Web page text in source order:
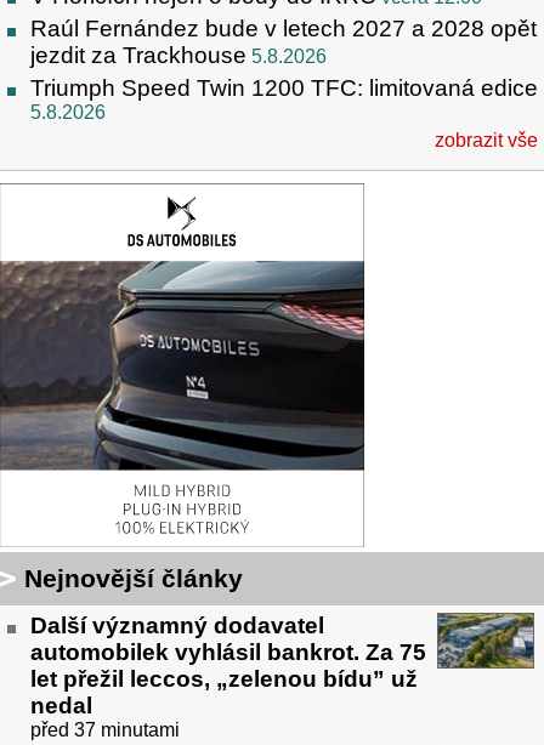
Raúl Fernández bude v letech 2027 a 2028 opět
jezdit za Trackhouse 5.8.2026
Triumph Speed Twin 1200 TFC: limitovaná edice
5.8.2026
zobrazit vše
Nejnovější články
Další významný dodavatel
automobilek vyhlásil bankrot. Za 75
let přežil leccos, „zelenou bídu” už
nedal
před 37 minutami